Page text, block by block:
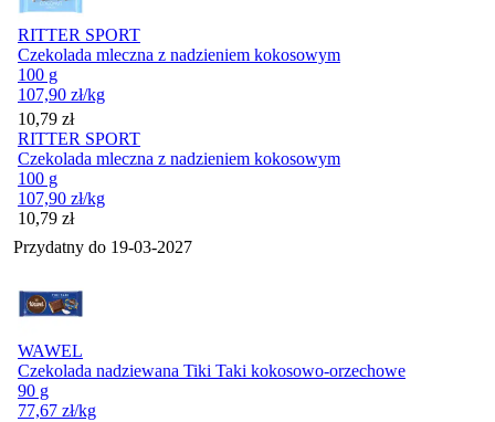
RITTER SPORT
Czekolada mleczna z nadzieniem kokosowym
100 g
107,90 zł/kg
Cena
10,79 zł
RITTER SPORT
Czekolada mleczna z nadzieniem kokosowym
100 g
107,90 zł/kg
Cena
10,79 zł
Przydatny do 19-03-2027
WAWEL
Czekolada nadziewana Tiki Taki kokosowo-orzechowe
90 g
77,67 zł/kg